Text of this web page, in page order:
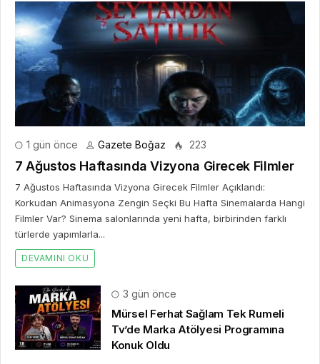
1 gün önce Gazete Boğaz 223
7 Ağustos Haftasında Vizyona Girecek Filmler
7 Ağustos Haftasında Vizyona Girecek Filmler Açıklandı:
Korkudan Animasyona Zengin Seçki Bu Hafta Sinemalarda Hangi
Filmler Var? Sinema salonlarında yeni hafta, birbirinden farklı
türlerde yapımlarla...
DEVAMINI OKU
3 gün önce
Mürsel Ferhat Sağlam Tek Rumeli
Tv’de Marka Atölyesi Programına
Konuk Oldu